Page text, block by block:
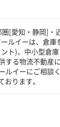
[愛知・静岡]・
ルイーは、倉庫
ト)、中小型倉
する物流不動産
イーにご相談く
ります。